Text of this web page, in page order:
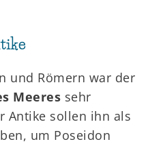
und Römern war der
Meeres sehr
Antike sollen ihn als
um Poseidon